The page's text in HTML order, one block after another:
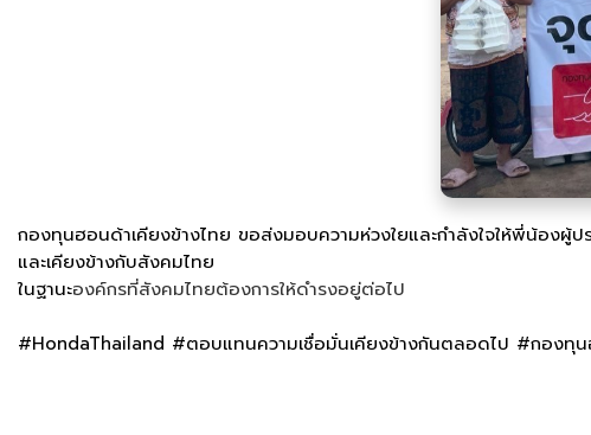
กองทุนฮอนด้าเคียงข้างไทย ขอส่งมอบความห่วงใยและกำลังใจให้พี่น้อง
และเคียงข้างกับสังคมไทย
ในฐานะองค์กรที่สังคมไทยต้องการให้ดำรงอยู่ต่อไป
#HondaThailand #ตอบแทนความเชื่อมั่นเคียงข้างกันตลอดไป #กองทุน